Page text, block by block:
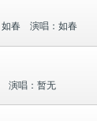
春 演唱：如春
演唱：暂无